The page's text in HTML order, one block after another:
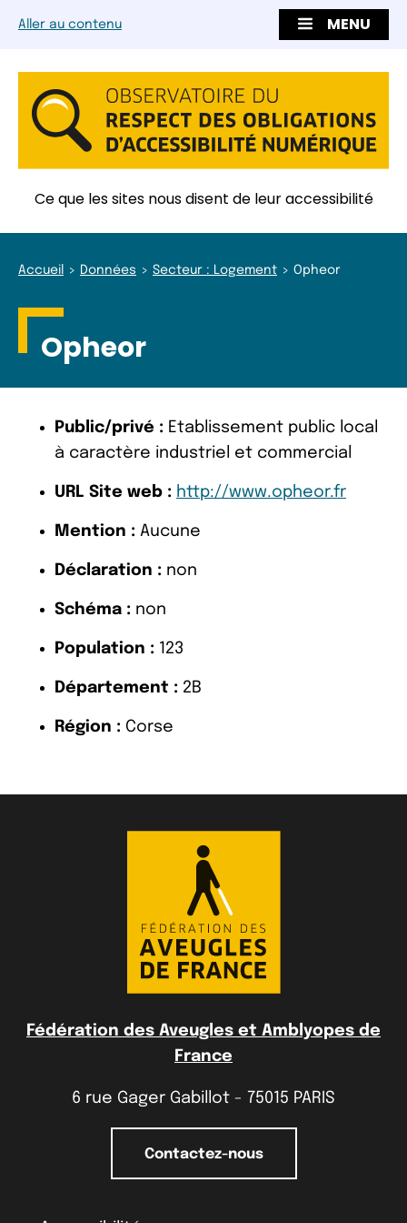
Aller au contenu MENU
Ce que les sites nous disent de leur accessibilité
Accueil Données Secteur : Logement Opheor
Opheor
Public/privé : Etablissement public local
à caractère industriel et commercial
URL Site web : http://www.opheor.fr
Mention : Aucune
Déclaration : non
Schéma : non
Population : 123
Département : 2B
Région : Corse
Fédération des Aveugles et Amblyopes de
France
6 rue Gager Gabillot - 75015 PARIS
Contactez-nous